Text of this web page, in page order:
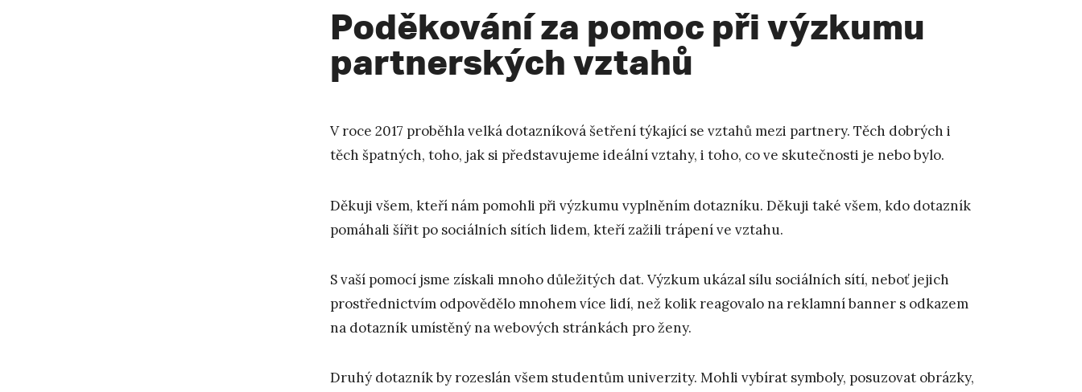
Poděkování za pomoc při výzkumu
partnerských vztahů
V roce 2017 proběhla velká dotazníková šetření týkající se vztahů mezi partnery. Těch dobrých i
těch špatných, toho, jak si představujeme ideální vztahy, i toho, co ve skutečnosti je nebo bylo.
Děkuji všem, kteří nám pomohli při výzkumu vyplněním dotazníku. Děkuji také všem, kdo dotazník
pomáhali šířit po sociálních sítích lidem, kteří zažili trápení ve vztahu.
S vaší pomocí jsme získali mnoho důležitých dat. Výzkum ukázal sílu sociálních sítí, neboť jejich
prostřednictvím odpovědělo mnohem více lidí, než kolik reagovalo na reklamní banner s odkazem
na dotazník umístěný na webových stránkách pro ženy.
Druhý dotazník by rozeslán všem studentům univerzity. Mohli vybírat symboly, posuzovat obrázky,